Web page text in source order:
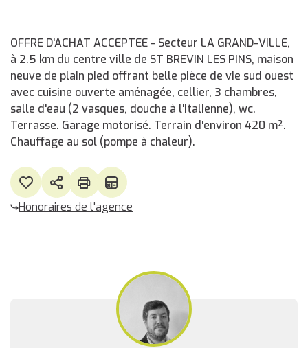
OFFRE D'ACHAT ACCEPTEE - Secteur LA GRAND-VILLE,
à 2.5 km du centre ville de ST BREVIN LES PINS, maison
neuve de plain pied offrant belle pièce de vie sud ouest
avec cuisine ouverte aménagée, cellier, 3 chambres,
salle d'eau (2 vasques, douche à l'italienne), wc.
Terrasse. Garage motorisé. Terrain d'environ 420 m².
Chauffage au sol (pompe à chaleur).
Honoraires de l'agence